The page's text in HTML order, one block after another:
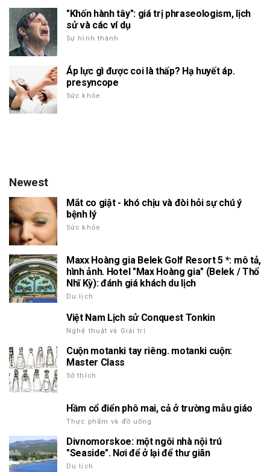
"Khốn hành tây": giá trị phraseologism, lịch
sử và các ví dụ
Sự hình thành
Áp lực gì được coi là thấp? Hạ huyết áp.
presyncope
Sức khỏe
Newest
Mắt co giật - khó chịu và đòi hỏi sự chú ý
bệnh lý
Sức khỏe
Maxx Hoàng gia Belek Golf Resort 5 *: mô tả,
hình ảnh. Hotel "Max Hoàng gia" (Belek / Thổ
Nhĩ Kỳ): đánh giá khách du lịch
Du lịch
Việt Nam Lịch sử Conquest Tonkin
Nghệ thuật và Giải trí
Cuộn motanki tay riêng. motanki cuộn:
Master Class
Sở thích
Hầm cổ điển phô mai, cả ở trường mẫu giáo
Thực phẩm và đồ uống
Divnomorskoe: một ngôi nhà nội trú
"Seaside". Nơi để ở lại để thư giãn
Du lịch